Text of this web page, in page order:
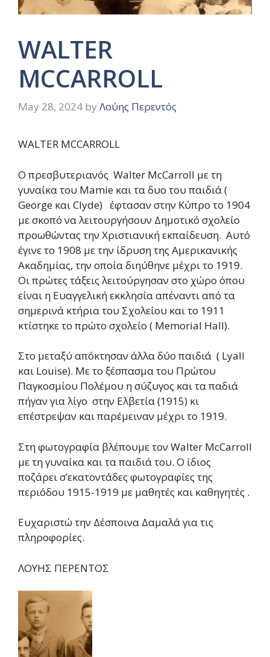
WALTER
MCCARROLL
May 28, 2024 by Λούης Περεντός
WALTER MCCARROLL
O πρεσβυτεριανός Walter McCarroll με τη
γυναίκα του Mamie και τα δυο του παιδιά (
George και Clyde) έφτασαν στην Κύπρο το 1904
με σκοπό να λειτουργήσουν Δημοτικό σχολείο
προωθώντας την Χριστιανική εκπαίδευση. Αυτό
έγινε το 1908 με την ίδρυση της Αμερικανικής
Ακαδημίας, την οποία διηύθηνε μέχρι το 1919.
Οι πρώτες τάξεις λειτούργησαν στο χώρο όπου
είναι η Ευαγγελική εκκλησία απέναντι από τα
σημερινά κτήρια του Σχολείου και το 1911
κτίστηκε το πρώτο σχολείο ( Memorial Hall).
Στο μεταξύ απόκτησαν άλλα δύο παιδιά ( Lyall
και Louise). Με το ξέσπασμα του Πρώτου
Παγκοσμίου Πολέμου η σύζυγος και τα παδιά
πήγαν για λίγο στην Ελβετία (1915) κι
επέστρεψαν και παρέμειναν μέχρι το 1919.
Στη φωτογραφία βλέπουμε τον Walter McCarroll
με τη γυναίκα και τα παιδιά του. Ο ίδιος
ποζάρει σ’εκατοντάδες φωτογραφίες της
περιόδου 1915-1919 με μαθητές και καθηγητές .
Ευχαριστώ την Δέσποινα Δαμαλά για τις
πληροφορίες.
ΛΟΥΗΣ ΠΕΡΕΝΤΟΣ